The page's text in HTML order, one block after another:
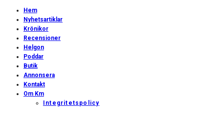
Hem
Nyhetsartiklar
Krönikor
Recensioner
Helgon
Poddar
Butik
Annonsera
Kontakt
Om Km
Integritetspolicy